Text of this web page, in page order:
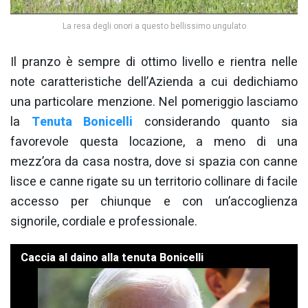
La resa degli onori a questo bellissimo ungulato
Il pranzo è sempre di ottimo livello e rientra nelle
note caratteristiche dell’Azienda a cui dedichiamo
una particolare menzione. Nel pomeriggio lasciamo
la Tenuta Bonicelli
considerando quanto sia
favorevole questa locazione, a meno di una
mezz’ora da casa nostra, dove si spazia con canne
lisce e canne rigate su un territorio collinare di facile
accesso per chiunque e con un’accoglienza
signorile, cordiale e professionale.
Caccia al daino alla tenuta Bonicelli